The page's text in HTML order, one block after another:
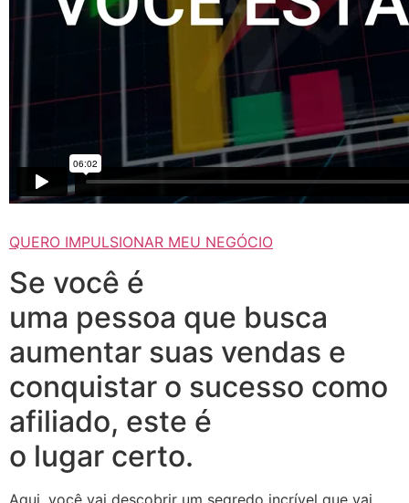
QUERO IMPULSIONAR MEU NEGÓCIO
Se você é
uma pessoa que busca
aumentar suas vendas e
conquistar o sucesso como
afiliado, este é
o lugar certo.